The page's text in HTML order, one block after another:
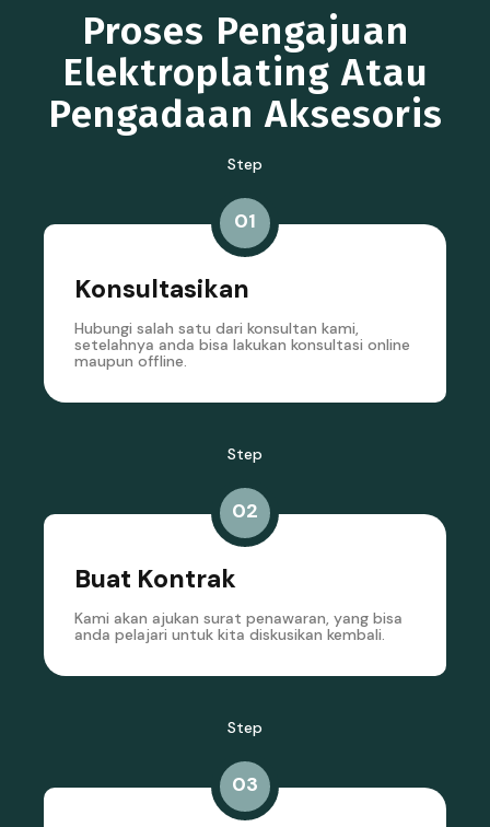
Proses Pengajuan
Elektroplating Atau
Pengadaan Aksesoris
Step
01
Konsultasikan
Hubungi salah satu dari konsultan kami,
setelahnya anda bisa lakukan konsultasi online
maupun offline.
Step
02
Buat Kontrak
Kami akan ajukan surat penawaran, yang bisa
anda pelajari untuk kita diskusikan kembali.
Step
03